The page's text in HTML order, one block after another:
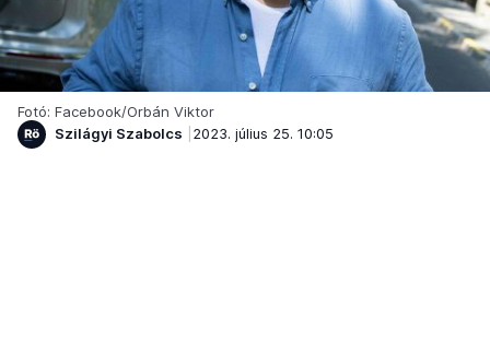
Fotó: Facebook/Orbán Viktor
Szilágyi Szabolcs
2023. július 25. 10:05